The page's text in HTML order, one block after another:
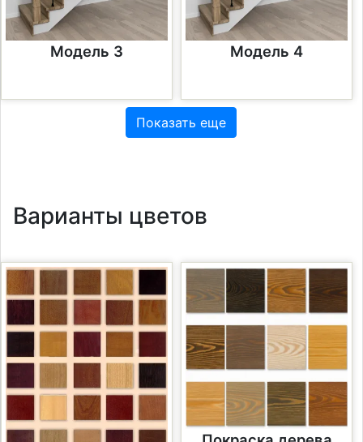
Модель 3 Модель 4
Показать еще
Варианты цветов